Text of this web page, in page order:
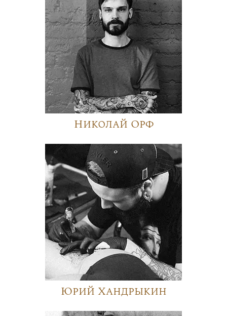
Николай Орф
Юрий Хандрыкин